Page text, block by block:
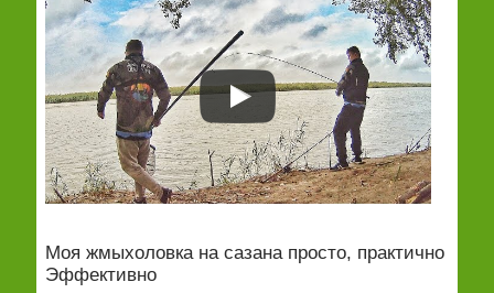
Моя жмыхоловка на сазана просто, практично
Эффективно